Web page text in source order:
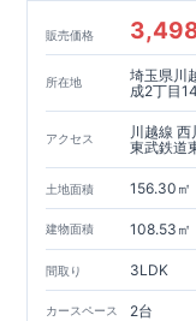
販売価格
所在地
埼玉県川
成2丁目
アクセス
川越線
東武鉄道
土地面積 156.30㎡
建物面積 108.53㎡
間取り 3LDK
カースペース 2台